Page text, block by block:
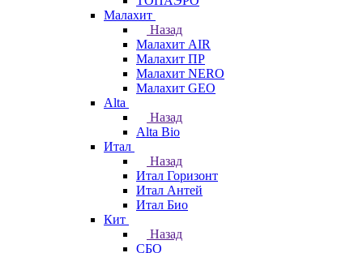
Малахит
Назад
Малахит AIR
Малахит ПР
Малахит NERO
Малахит GEO
Alta
Назад
Alta Bio
Итал
Назад
Итал Горизонт
Итал Антей
Итал Био
Кит
Назад
СБО